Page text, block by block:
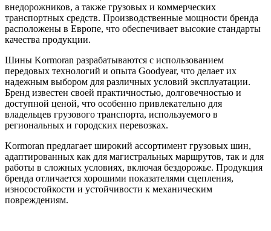
внедорожников, а также грузовых и коммерческих
транспортных средств. Производственные мощности бренда
расположены в Европе, что обеспечивает высокие стандарты
качества продукции.
Шины Kormoran разрабатываются с использованием
передовых технологий и опыта Goodyear, что делает их
надежным выбором для различных условий эксплуатации.
Бренд известен своей практичностью, долговечностью и
доступной ценой, что особенно привлекательно для
владельцев грузового транспорта, используемого в
региональных и городских перевозках.
Kormoran предлагает широкий ассортимент грузовых шин,
адаптированных как для магистральных маршрутов, так и для
работы в сложных условиях, включая бездорожье. Продукция
бренда отличается хорошими показателями сцепления,
износостойкости и устойчивости к механическим
повреждениям.